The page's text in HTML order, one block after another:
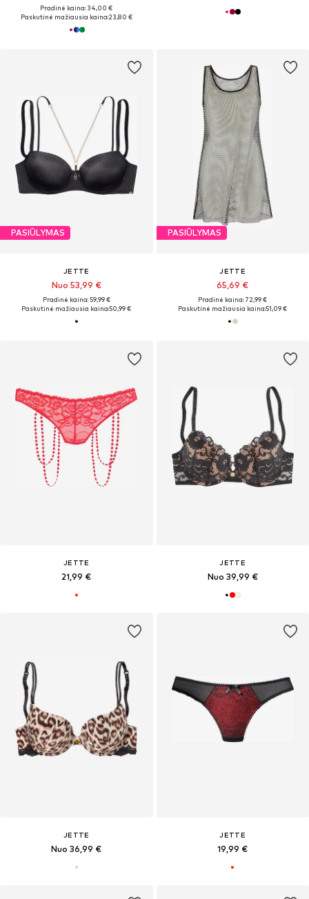
Pradinė kaina: 34,00 €
Paskutinė mažiausia kaina:23,80 €
PASIŪLYMAS
JETTE
Nuo 53,99 €
Pradinė kaina: 59,99 €
Paskutinė mažiausia kaina:50,99 €
PASIŪLYMAS
JETTE
65,69 €
Pradinė kaina: 72,99 €
Paskutinė mažiausia kaina:51,09 €
JETTE
21,99 €
JETTE
Nuo 39,99 €
JETTE
Nuo 36,99 €
JETTE
19,99 €